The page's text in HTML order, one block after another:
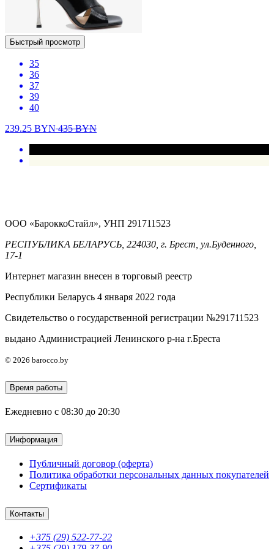
Быстрый просмотр
35
36
37
39
40
239.25 BYN435BYN
ООО «БароккоСтайл», УНП 291711523
РЕСПУБЛИКА БЕЛАРУСЬ, 224030, г. Брест, ул.Буденного,
17-1
Интернет магазин внесен в торговый реестр
Республики Беларусь 4 января 2022 года
Свидетельство о государственной регистрации №291711523
выдано Администрацией Ленинского р-на г.Бреста
© 2026 barocco.by
Время работы
Ежедневно с 08:30 до 20:30
Информация
Публичный договор (оферта)
Политика обработки персональных данных покупателей
Сертификаты
Контакты
+375 (29) 522-77-22